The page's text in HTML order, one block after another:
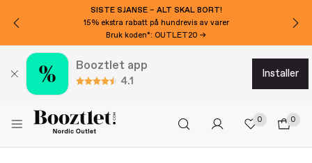
SISTE SJANSE – ALT SKAL BORT!
15% ekstra rabatt på hundrevis av varer
Bruk koden*: OUTLET20 →
Booztlet app
4.1
installer
0 0